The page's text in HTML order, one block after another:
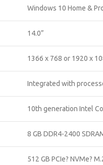
Windows 10 Home &
14.0”
1366 x 768 or 1920 x
Integrated with
10th generation Intel
8 GB DDR4-2400
512 GB PCIe? NVMe?